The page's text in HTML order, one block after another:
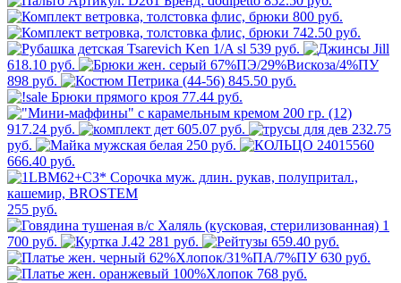
800 руб.
742.50 руб.
539 руб.
618.10 руб.
898 руб.
845.50 руб.
77.44 руб.
917.24 руб. 605.07 руб.
232.75
руб.
250 руб.
666.40 руб.
255 руб.
1
700 руб.
281 руб.
659.40 руб.
630 руб.
768 руб.